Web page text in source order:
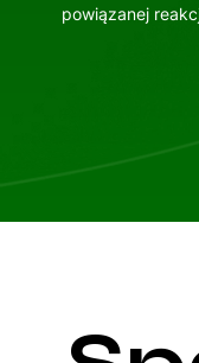
powiązanej